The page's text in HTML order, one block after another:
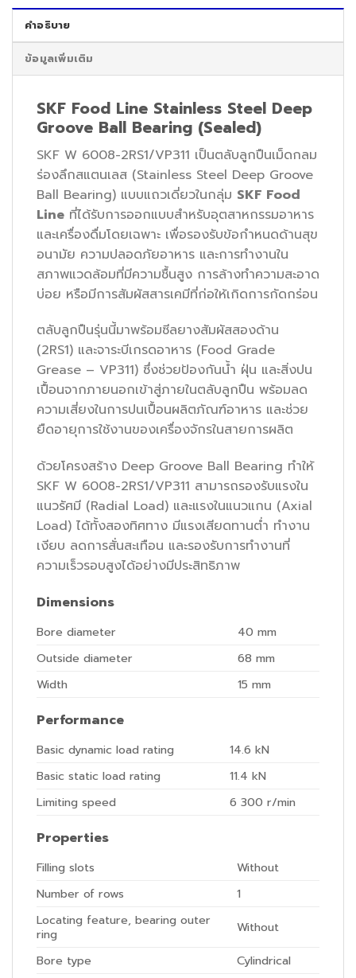
คำอธิบาย
ข้อมูลเพิ่มเติม
SKF Food Line Stainless Steel Deep
Groove Ball Bearing (Sealed)
SKF W 6008-2RS1/VP311 เป็นตลับลูกปืนเม็ดกลม
ร่องลึกสแตนเลส (Stainless Steel Deep Groove
Ball Bearing) แบบแถวเดี่ยวในกลุ่ม SKF Food
Line ที่ได้รับการออกแบบสำหรับอุตสาหกรรมอาหาร
และเครื่องดื่มโดยเฉพาะ เพื่อรองรับข้อกำหนดด้านสุข
อนามัย ความปลอดภัยอาหาร และการทำงานใน
สภาพแวดล้อมที่มีความชื้นสูง การล้างทำความสะอาด
บ่อย หรือมีการสัมผัสสารเคมีที่ก่อให้เกิดการกัดกร่อน
ตลับลูกปืนรุ่นนี้มาพร้อมซีลยางสัมผัสสองด้าน
(2RS1) และจาระบีเกรดอาหาร (Food Grade
Grease – VP311) ซึ่งช่วยป้องกันน้ำ ฝุ่น และสิ่งปน
เปื้อนจากภายนอกเข้าสู่ภายในตลับลูกปืน พร้อมลด
ความเสี่ยงในการปนเปื้อนผลิตภัณฑ์อาหาร และช่วย
ยืดอายุการใช้งานของเครื่องจักรในสายการผลิต
ด้วยโครงสร้าง Deep Groove Ball Bearing ทำให้
SKF W 6008-2RS1/VP311 สามารถรองรับแรงใน
แนวรัศมี (Radial Load) และแรงในแนวแกน (Axial
Load) ได้ทั้งสองทิศทาง มีแรงเสียดทานต่ำ ทำงาน
เงียบ ลดการสั่นสะเทือน และรองรับการทำงานที่
ความเร็วรอบสูงได้อย่างมีประสิทธิภาพ
Dimensions
Bore diameter 40 mm
Outside diameter
68 mm
Width
15 mm
Performance
Basic dynamic load rating 14.6 kN
Basic static load rating
11.4 kN
Limiting speed
6 300 r/min
Properties
Filling slots
Without
Number of rows
1
Locating feature, bearing outer
ring
Without
Bore type
Cylindrical